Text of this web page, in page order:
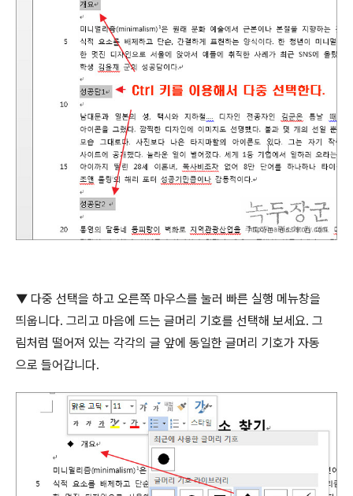
▼ 다중 선택을 하고 오른쪽 마우스를 눌러 빠른 실행 메뉴창을
띄웁니다. 그리고 마음에 드는 글머리 기호를 선택해 보세요. 그
림처럼 떨어져 있는 각각의 글 앞에 동일한 글머리 기호가 자동
으로 들어갑니다.